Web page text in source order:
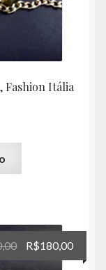
Fashion Itália
O
preço
R$180,00O
preço